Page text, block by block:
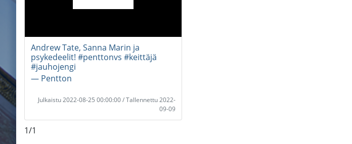
Andrew Tate, Sanna Marin ja
psykedeelit! #penttonvs #keittäjä
#jauhojengi
― Pentton
Julkaistu 2022-08-25 00:00:00 / Tallennettu 2022-
09-09
1/1